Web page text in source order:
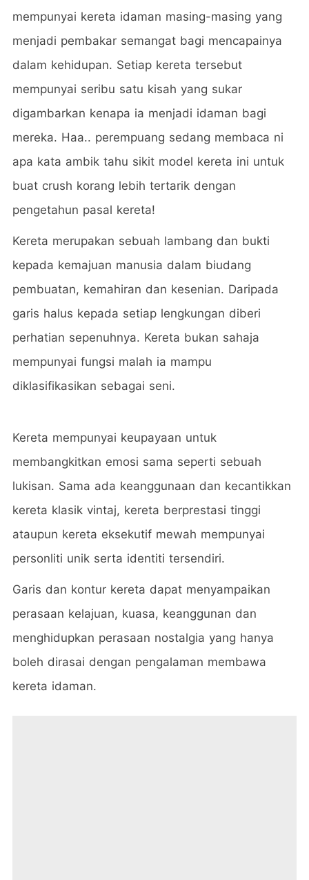
mempunyai kereta idaman masing-masing yang
menjadi pembakar semangat bagi mencapainya
dalam kehidupan. Setiap kereta tersebut
mempunyai seribu satu kisah yang sukar
digambarkan kenapa ia menjadi idaman bagi
mereka. Haa.. perempuang sedang membaca ni
apa kata ambik tahu sikit model kereta ini untuk
buat crush korang lebih tertarik dengan
pengetahun pasal kereta!
Kereta merupakan sebuah lambang dan bukti
kepada kemajuan manusia dalam biudang
pembuatan, kemahiran dan kesenian. Daripada
garis halus kepada setiap lengkungan diberi
perhatian sepenuhnya. Kereta bukan sahaja
mempunyai fungsi malah ia mampu
diklasifikasikan sebagai seni.
Kereta mempunyai keupayaan untuk
membangkitkan emosi sama seperti sebuah
lukisan. Sama ada keanggunaan dan kecantikkan
kereta klasik vintaj, kereta berprestasi tinggi
ataupun kereta eksekutif mewah mempunyai
personliti unik serta identiti tersendiri.
Garis dan kontur kereta dapat menyampaikan
perasaan kelajuan, kuasa, keanggunan dan
menghidupkan perasaan nostalgia yang hanya
boleh dirasai dengan pengalaman membawa
kereta idaman.